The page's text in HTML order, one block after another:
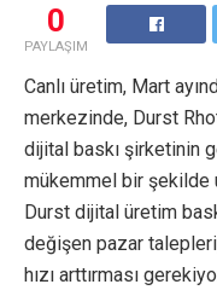
0
PAYLAŞIM
Canlı üretim, Mart
merkezinde, Durst
dijital baskı şirketinin
mükemmel bir şekilde
Durst dijital üretim
değişen pazar
hızı arttırması